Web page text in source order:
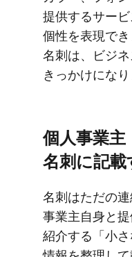
提供する​サー
個性を​表現で
名刺は、​ビジ
きっかけに​なり
個人事業
名刺に​記載
名刺は​ただの​連
事業主自身と​
紹介する​「小さ